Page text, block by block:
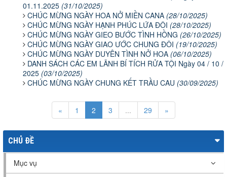
01.11.2025 (31/10/2025)
CHÚC MỪNG NGÀY HOA NỞ MIỀN CANA (28/10/2025)
CHÚC MỪNG NGÀY HẠNH PHÚC LỨA ĐÔI (28/10/2025)
CHÚC MỪNG NGÀY GIEO BƯỚC TÌNH HỒNG (26/10/2025)
CHÚC MỪNG NGÀY GIAO ƯỚC CHUNG ĐÔI (19/10/2025)
CHÚC MỪNG NGÀY DUYÊN TÌNH NỞ HOA (06/10/2025)
DANH SÁCH CÁC EM LÃNH BÍ TÍCH RỬA TỘI Ngày 04 / 10 /
2025 (03/10/2025)
CHÚC MỪNG NGÀY CHUNG KẾT TRẦU CAU (30/09/2025)
« 1 2 3 ... 29 »
CHỦ ĐỀ
Mục vụ